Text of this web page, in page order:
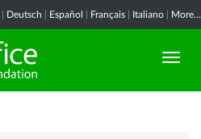
Deutsch Español Français Italiano More...